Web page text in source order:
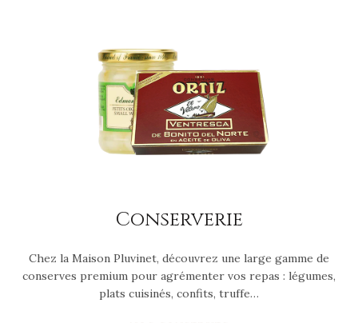
Conserverie
Chez la Maison Pluvinet, découvrez une large gamme de
conserves premium pour agrémenter vos repas : légumes,
plats cuisinés, confits, truffe…